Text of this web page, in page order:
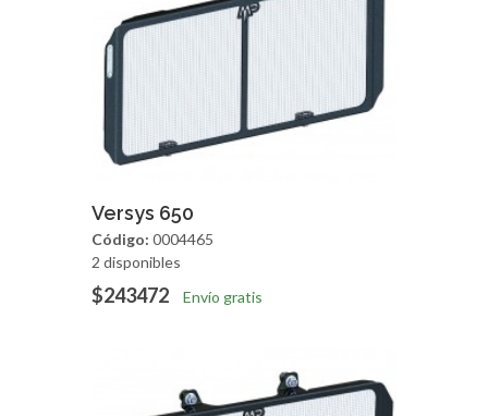
Agregar
Versys 650
Código: 0004465
2 disponibles
$243472 Envío gratis